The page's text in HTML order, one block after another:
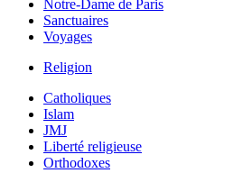
Notre-Dame de Paris
Sanctuaires
Voyages
Religion
Catholiques
Islam
JMJ
Liberté religieuse
Orthodoxes